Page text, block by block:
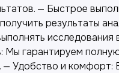
— Быстрое
результаты
исследования
Мы гарантируем
— Удобство и комфорт: